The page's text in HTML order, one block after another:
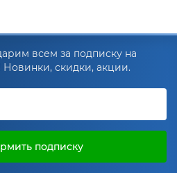
всем за подписку на
Новинки, скидки, акции.
подписку